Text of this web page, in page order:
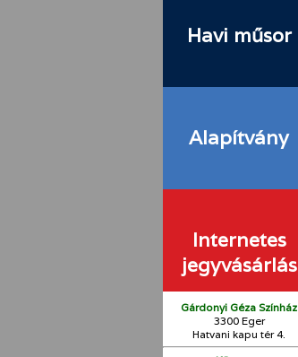
Havi műsor
Alapítvány
Internetes
jegyvásárlás
Gárdonyi Géza Színház
3300 Eger
Hatvani kapu tér 4.